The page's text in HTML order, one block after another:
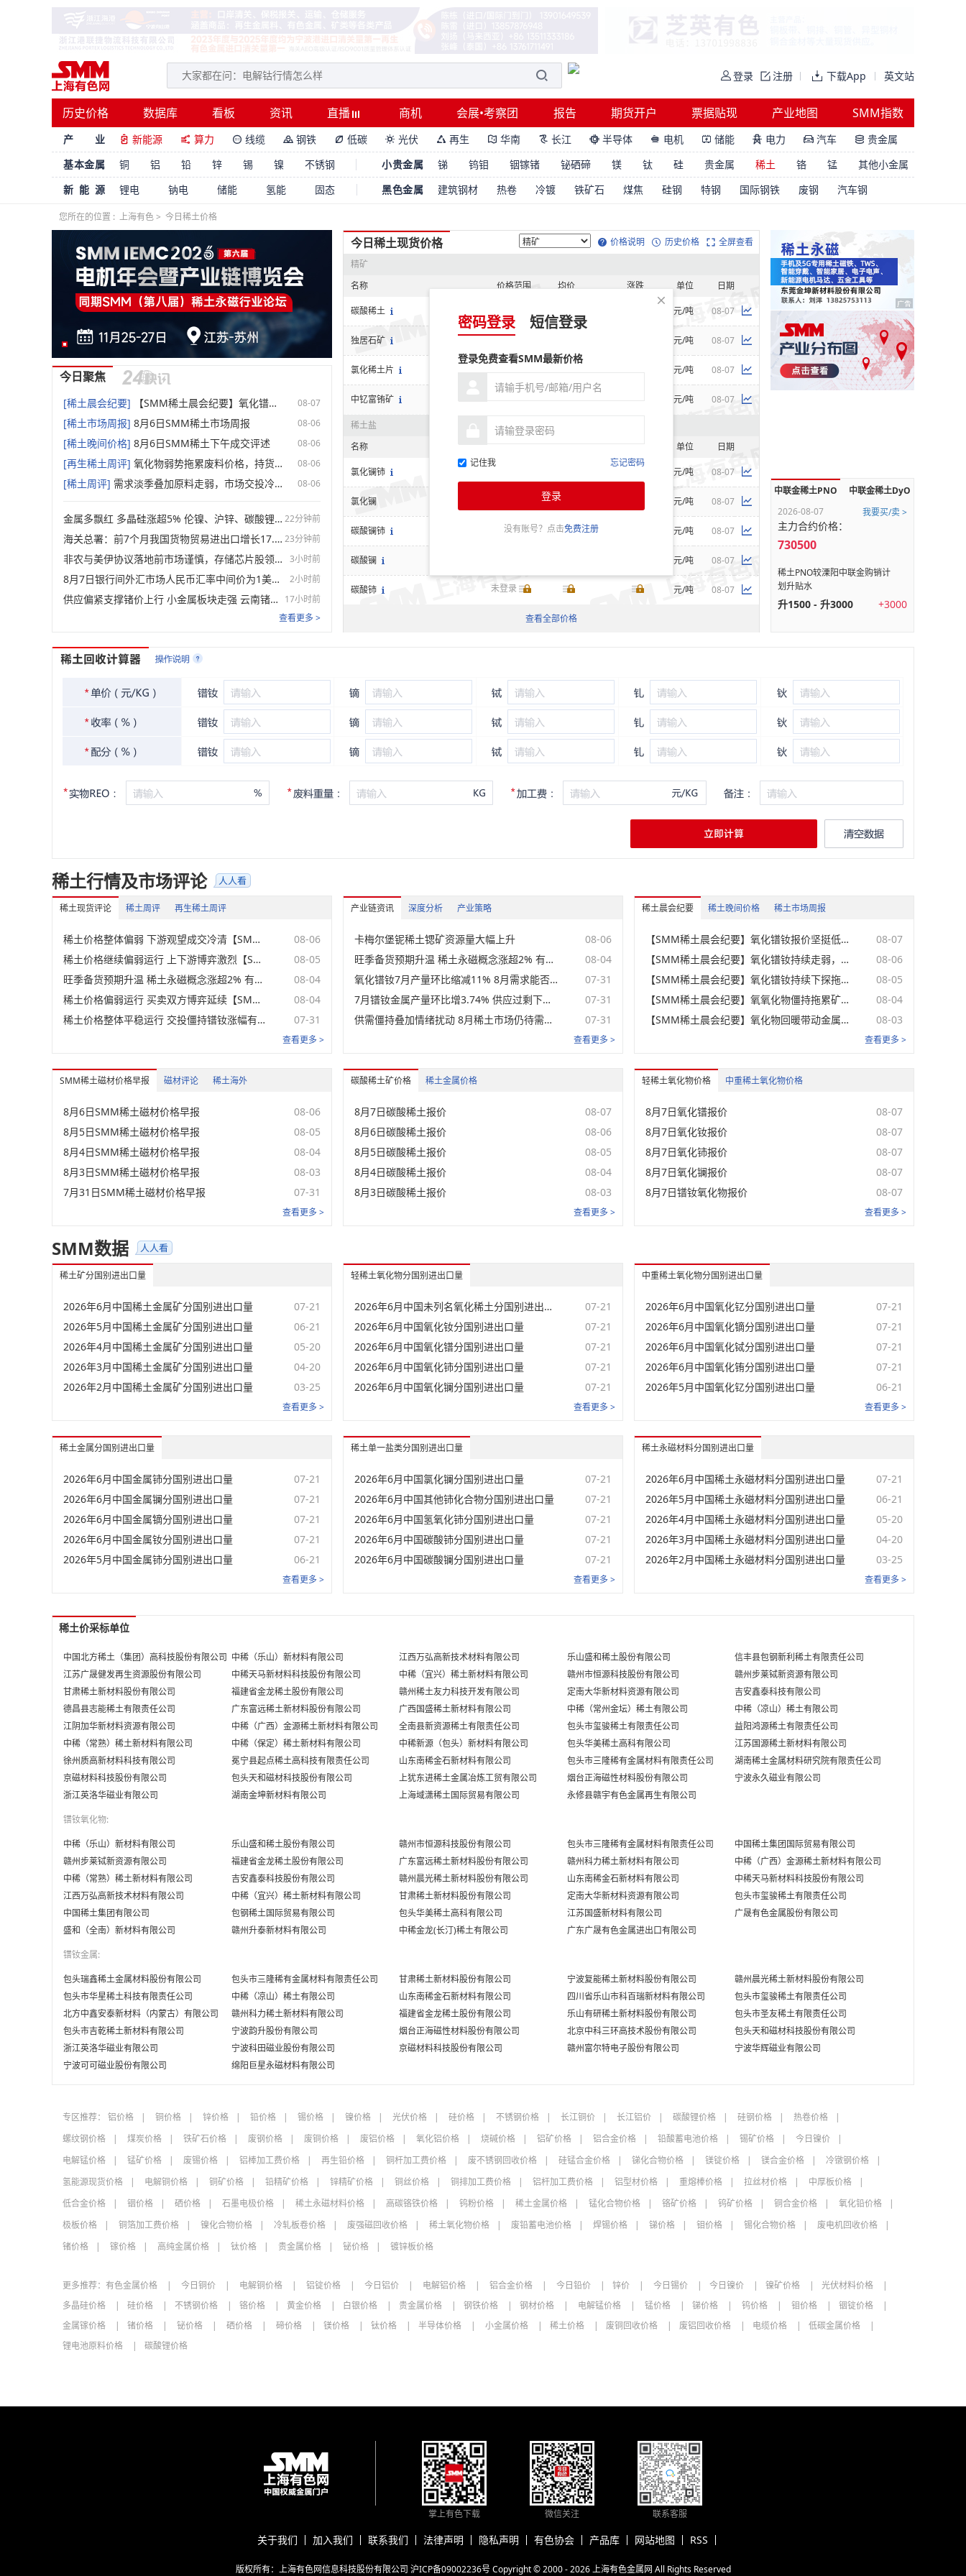
登录 注册 下载App 英文站
历史价格 数据库 看板 资讯 直播 商机 会展•考察团 报告 期货开户 票据贴现 产业地图 SMM指数
产 业  新能源  算力  线缆  钢铁  低碳  光伏  再生  华南  长江  半导体  电机  储能  电力  汽车  贵金属
基本金属
铜 铝 铅 锌 锡 镍 不锈钢 小贵金属 锑 钨钼 铟镓锗 铋硒碲 镁 钛 硅 贵金属 稀土 铬 锰
其他小金属
新能源
锂电 钠电 储能 氢能 固态 黑色金属 建筑钢材 热卷 冷镀 铁矿石 煤焦 硅钢 特钢 国际钢铁 废钢 汽车钢
您所在的位置 : 上海有色> 今日稀土价格
今日聚焦
[稀土晨会纪要] 【SMM稀土晨会纪要】氧化镨钕报价坚挺低价货源收紧，金属平稳但成交偏弱，中重稀土小幅跟跌 08-07
[稀土市场周报] 8月6日SMM稀土市场周报 08-06
[稀土晚间价格] 8月6日SMM稀土下午成交评述 08-06
[再生稀土周评] 氧化物弱势拖累废料价格，持货商惜售致交投僵持【SMM再生稀土周评】 08-06
[稀土周评] 需求淡季叠加原料走弱，市场交投冷清、价格普遍回调【SMM稀土周评】 08-06
金属多飘红 多晶硅涨超5% 伦镍、沪锌、碳酸锂、纽银等涨逾1% 【SMM午评】 22分钟前
海关总署：前7个月我国货物贸易进出口增长17.3% 23分钟前
非农与美伊协议落地前市场谨慎，存储芯片股领跌美股，西部数据跌13%，原油走强 3小时前
8月7日银行间外汇市场人民币汇率中间价为1美元对人民币6.7904元 2小时前
供应偏紧支撑锗价上行 小金属板块走强 云南锗业、中钨高新领涨【SMM快讯】
17小时前
查看更多 >
密码登录 短信登录
登录免费查看SMM最新价格
记住我 忘记密码
登录
没有账号？点击免费注册
今日稀土现货价格 价格说明 历史价格
全屏查看
精矿
名称
价格范围 均价 涨跌 单位 日期
碳酸稀土 元/吨 08-07
独居石矿 未登录 元/吨 08-07
氯化稀土片 元/吨 08-07
中钇富铕矿 元/吨 08-07
稀土盐
名称
单位 日期
氯化镧铈 未登录 元/吨 08-07
氯化镧 元/吨 08-07
碳酸镧铈 未登录 元/吨 08-07
碳酸镧 元/吨 08-07
碳酸铈 未登录 元/吨 08-07
氧化镧FOB 未登录 美元/吨
高纯氧化镧 未登录 元/吨
氧化铈 未登录 元/吨
氧化铈FOB 未登录 美元/吨
未登录
08-07
氧化镨FOB 美元/千克
氧化钕FOB 未登录 美元/千克 08-05
氧化钕CIF(鹿特丹港) 未登录 美元/千克 08-05
氧化钐 未登录 元/吨 08-07
氧化钆 元/吨 08-07
氧化钆(下午) 元/吨
高纯氧化钆 元/吨 08-07
氧化铽FOB 美元/千克 08-05
氧化铒 元/吨 08-07
氧化钇 未登录 元/吨 08-07
3N氧化钇 元/吨 08-07
镨钕氧化物 未登录 元/吨 08-07
镨钕氧化物(CIF鹿特丹
未登录 元/吨 08-07
氧化镱 未登录 元/吨 08-07
氧化镥 未登录 元/千克 08-07
金属镧FOB 未登录 美元/千克
3N金属镧 未登录 元/吨
金属铈
金属镨 未登录 元/吨 08-07
未登录 美元/千克
美元/千克
未登录 元/吨
未登录
金属镝 元/千克
未登录 元/千克
未登录 美元/千克
铝钪合金 未登录 元/千克 08-07
镧铈金属(电池级) 未登录 元/吨 08-07
镨钕金属 未登录 元/吨 08-07
镨钕金属(CIF鹿特丹
港)
电池级混合稀土金属
未登录 元/吨 08-07
钆铁(下午) 元/吨
元/吨
均价 单位
钕铁硼毛坯
未登录 元/千克
08-07
钕铁硼毛坯
查看全部价格
中联金稀土PNO
中联金稀土DyO
2026-08-07
我要买/卖 >
主力合约价格：
730500
稀土PNO较溧阳中联金购销计
划升贴水
升1500 - 升3000 +3000
稀土行情及市场评论
稀土现货评论 稀土周评 再生稀土周评
稀土价格整体偏弱 下游观望成交冷清【SMM稀土日评】
08-06
稀土价格继续偏弱运行 上下游博弈激烈【SMM稀土日评】
08-05
旺季备货预期升温 稀土永磁概念涨超2% 有研新材、华宏科技领涨【SMM快讯】
08-04
稀土价格偏弱运行 买卖双方博弈延续【SMM稀土日评】
08-04
稀土价格整体平稳运行 交投僵持镨钕涨幅有限【SMM稀土日评】
07-31
查看更多 >
产业链资讯 深度分析 产业策略
卡梅尔堡铌稀土锶矿资源量大幅上升
08-06
旺季备货预期升温 稀土永磁概念涨超2% 有研新材、华宏科技领涨【SMM快讯】
08-04
氧化镨钕7月产量环比缩减11% 8月需求能否回暖打破僵局？【SMM分析】
07-31
7月镨钕金属产量环比增3.74% 供应过剩下价格上行受阻【SMM分析】
07-31
供需僵持叠加情绪扰动 8月稀土市场仍待需求破局【SMM分析】
07-31
查看更多 >
稀土晨会纪要 稀土晚间价格 稀土市场周报
【SMM稀土晨会纪要】氧化镨钕报价坚挺低价货源收紧，金属平稳但成交偏弱，中重稀土小幅跟跌
08-07
【SMM稀土晨会纪要】氧化镨钕持续走弱，大厂傍晚采购提振信心，中重稀土跟跌。
08-06
【SMM稀土晨会纪要】氧化镨钕持续下探拖累金属跟跌，磁材废料观望，中重稀土平稳
08-05
【SMM稀土晨会纪要】氧氧化物僵持拖累矿价重心下移，金属小幅回调，磁材废料观望延续
08-04
【SMM稀土晨会纪要】氧化物回暖带动金属跟涨，磁材高温检修致需求承压，废料观望情绪浓厚
08-03
查看更多 >
SMM稀土磁材价格早报 磁材评论 稀土海外
8月6日SMM稀土磁材价格早报
08-06
8月5日SMM稀土磁材价格早报
08-05
8月4日SMM稀土磁材价格早报
08-04
8月3日SMM稀土磁材价格早报
08-03
7月31日SMM稀土磁材价格早报
07-31
查看更多 >
碳酸稀土矿价格 稀土金属价格
8月7日碳酸稀土报价
08-07
8月6日碳酸稀土报价
08-06
8月5日碳酸稀土报价
08-05
8月4日碳酸稀土报价
08-04
8月3日碳酸稀土报价
08-03
查看更多 >
轻稀土氧化物价格 中重稀土氧化物价格
8月7日氧化镨报价
08-07
8月7日氧化钕报价
08-07
8月7日氧化铈报价
08-07
8月7日氧化镧报价
08-07
8月7日镨钕氧化物报价
08-07
查看更多 >
SMM数据
稀土矿分国别进出口量
2026年6月中国稀土金属矿分国别进出口量
07-21
2026年5月中国稀土金属矿分国别进出口量
06-21
2026年4月中国稀土金属矿分国别进出口量
05-20
2026年3月中国稀土金属矿分国别进出口量
04-20
2026年2月中国稀土金属矿分国别进出口量
03-25
查看更多 >
轻稀土氧化物分国别进出口量
2026年6月中国未列名氧化稀土分国别进出口量
07-21
2026年6月中国氧化钕分国别进出口量
07-21
2026年6月中国氧化镨分国别进出口量
07-21
2026年6月中国氧化铈分国别进出口量
07-21
2026年6月中国氧化镧分国别进出口量
07-21
查看更多 >
中重稀土氧化物分国别进出口量
2026年6月中国氧化钇分国别进出口量
07-21
2026年6月中国氧化镝分国别进出口量
07-21
2026年6月中国氧化铽分国别进出口量
07-21
2026年6月中国氧化铕分国别进出口量
07-21
2026年5月中国氧化钇分国别进出口量
06-21
查看更多 >
稀土金属分国别进出口量
2026年6月中国金属铈分国别进出口量
07-21
2026年6月中国金属镧分国别进出口量
07-21
2026年6月中国金属镝分国别进出口量
07-21
2026年6月中国金属钕分国别进出口量
07-21
2026年5月中国金属铈分国别进出口量
06-21
查看更多 >
稀土单一盐类分国别进出口量
2026年6月中国氯化镧分国别进出口量
07-21
2026年6月中国其他铈化合物分国别进出口量
07-21
2026年6月中国氢氧化铈分国别进出口量
07-21
2026年6月中国碳酸铈分国别进出口量
07-21
2026年6月中国碳酸镧分国别进出口量
07-21
查看更多 >
稀土永磁材料分国别进出口量
2026年6月中国稀土永磁材料分国别进出口量
07-21
2026年5月中国稀土永磁材料分国别进出口量
06-21
2026年4月中国稀土永磁材料分国别进出口量
05-20
2026年3月中国稀土永磁材料分国别进出口量
04-20
2026年2月中国稀土永磁材料分国别进出口量
03-25
查看更多 >
稀土价采标单位
中国北方稀土（集团）高科技股份有限公司 中稀（乐山）新材料有限公司 江西万弘高新技术材料有限公司 乐山盛和稀土股份有限公司
信丰县包钢新利稀土有限责任公司
江苏广晟健发再生资源股份有限公司
中稀天马新材料科技股份有限公司 中稀（宜兴）稀土新材料有限公司 赣州市恒源科技股份有限公司
赣州步莱铽新资源有限公司
甘肃稀土新材料股份有限公司
福建省金龙稀土股份有限公司 赣州稀土友力科技开发有限公司 定南大华新材料资源有限公司
吉安鑫泰科技有限公司
德昌县志能稀土有限责任公司
广东富远稀土新材料股份有限公司 广西国盛稀土新材料有限公司 中稀（常州金坛）稀土有限公司
中稀（凉山）稀土有限公司
江阴加华新材料资源有限公司
中稀（广西）金源稀土新材料有限公司 全南县新资源稀土有限责任公司 包头市玺骏稀土有限责任公司
益阳鸿源稀土有限责任公司
中稀（常熟）稀土新材料有限公司
中稀（保定）稀土新材料有限公司 中稀新源（包头）新材料有限公司 包头华美稀土高科有限公司
江苏国源稀土新材料有限公司
徐州质高新材料科技有限公司
冕宁县起点稀土高科技有限责任公司 山东南稀金石新材料有限公司 包头市三隆稀有金属材料有限责任公司
湖南稀土金属材料研究院有限责任公司
京磁材料科技股份有限公司
包头天和磁材科技股份有限公司 上犹东进稀土金属冶炼工贸有限公司 烟台正海磁性材料股份有限公司
宁波永久磁业有限公司
浙江英洛华磁业有限公司
湖南金坤新材料有限公司 上海域潇稀土国际贸易有限公司
永修县赣宇有色金属再生有限公司
镨钕氧化物:
中稀（乐山）新材料有限公司
乐山盛和稀土股份有限公司 赣州市恒源科技股份有限公司 包头市三隆稀有金属材料有限责任公司
中国稀土集团国际贸易有限公司
赣州步莱铽新资源有限公司
福建省金龙稀土股份有限公司 广东富远稀土新材料股份有限公司 赣州科力稀土新材料有限公司
中稀（广西）金源稀土新材料有限公司
中稀（常熟）稀土新材料有限公司
吉安鑫泰科技股份有限公司 赣州晨光稀土新材料股份有限公司 山东南稀金石新材料有限公司
中稀天马新材料科技股份有限公司
江西万弘高新技术材料有限公司
中稀（宜兴）稀土新材料有限公司 甘肃稀土新材料股份有限公司 定南大华新材料资源有限公司
包头市玺骏稀土有限责任公司
中国稀土集团有限公司
包钢稀土国际贸易有限公司 包头华美稀土高科有限公司 江苏国盛新材料有限公司
广晟有色金属股份有限公司
盛和（全南）新材料有限公司
赣州升泰新材料有限公司 中稀金龙(长汀)稀土有限公司
广东广晟有色金属进出口有限公司
镨钕金属:
包头瑞鑫稀土金属材料股份有限公司
包头市三隆稀有金属材料有限责任公司 甘肃稀土新材料股份有限公司 宁波复能稀土新材料股份有限公司
赣州晨光稀土新材料股份有限公司
包头市华星稀土科技有限责任公司
中稀（凉山）稀土有限公司 山东南稀金石新材料有限公司 四川省乐山市科百瑞新材料有限公司
包头市玺骏稀土有限责任公司
北方中鑫安泰新材料（内蒙古）有限公司
赣州科力稀土新材料有限公司 福建省金龙稀土股份有限公司 乐山有研稀土新材料股份有限公司
包头市圣友稀土有限责任公司
包头市吉乾稀土新材料有限公司
宁波韵升股份有限公司 烟台正海磁性材料股份有限公司 北京中科三环高技术股份有限公司
包头天和磁材科技股份有限公司
浙江英洛华磁业有限公司
宁波科田磁业股份有限公司 京磁材料科技股份有限公司 赣州富尔特电子股份有限公司
宁波华辉磁业有限公司
宁波可可磁业股份有限公司
绵阳巨星永磁材料有限公司
专区推荐： 铝价格 铜价格 锌价格 铅价格 锡价格 镍价格 光伏价格 硅价格 不锈钢价格 长江铜价 长江铝价 碳酸锂价格 硅钢价格
热卷价格
螺纹钢价格
煤炭价格 铁矿石价格 废钢价格 废铜价格 废铝价格 氧化铝价格 烧碱价格 铝矿价格 铝合金价格 铅酸蓄电池价格 锡矿价格
今日镍价
电解锰价格
锰矿价格 废锡价格 铝棒加工费价格 再生铅价格 铜杆加工费价格 废不锈钢回收价格 硅锰合金价格 锑化合物价格 镁锭价格 镁合金价格
冷镦钢价格
氢能源现货价格
电解铜价格 铜矿价格 铅精矿价格 锌精矿价格 铜丝价格 铜排加工费价格 铝杆加工费价格 铝型材价格 重熔棒价格 拉丝材价格
中厚板价格
低合金价格
铟价格 硒价格 石墨电极价格 稀土永磁材料价格 高碳铬铁价格 钨粉价格 稀土金属价格 锰化合物价格 铬矿价格 钨矿价格 铜合金价格
氧化铅价格
极板价格
铜箔加工费价格 镍化合物价格 冷轧板卷价格 废强磁回收价格 稀土氧化物价格 废铅蓄电池价格 焊锡价格 锑价格 钼价格 锡化合物价格
废电机回收价格
锗价格
镓价格 高纯金属价格 钛价格 贵金属价格 铋价格 镀锌板价格
更多推荐： 有色金属价格 今日铜价 电解铜价格 铝锭价格 今日铝价 电解铝价格 铝合金价格 今日铅价 锌价 今日锡价 今日镍价 镍矿价格
光伏材料价格
多晶硅价格
硅价格 不锈钢价格 铬价格 黄金价格 白银价格 贵金属价格 钢铁价格 钢材价格 电解锰价格 锰价格 锑价格 钨价格 钼价格
铟锭价格
金属镓价格
锗价格 铋价格 硒价格 碲价格 镁价格 钛价格 半导体价格 小金属价格 稀土价格 废铜回收价格 废铝回收价格 电缆价格
低碳金属价格
锂电池原料价格
碳酸锂价格
掌上有色下载 微信关注 联系客服
关于我们 加入我们 联系我们 法律声明 隐私声明 有色协会 产品库 网站地图 RSS
版权所有：上海有色网信息科技股份有限公司 沪ICP备09002236号Copyright © 2000 - 2026上海有色金属网 All Rights Reserved